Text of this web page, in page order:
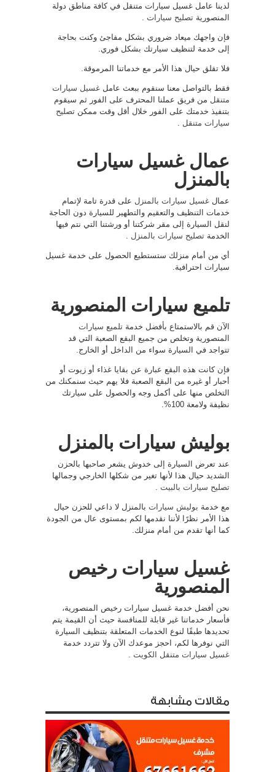
لدينا عامل غسيل سيارات متنقل في كافة مناطق دولة
المنصورية تصليح سيارات
فإن واجهك ميعاد ضروري بشكل مفاجئ وكنت بحاجة
إلى خدمة لتنظيف سيارتك بشكل فوري.
فلا تقلق حيال هذا الأمر مع خدماتنا المرموقة.
فقط بالتواصل معنا سنقوم ببعث عامل غسيل سيارات
متنقل من فريق عملنا المحترف على الفور ثم سيقوم
بتنفيذ خدمتك على الفور خلال أقل وقت ممكن تصليح
سيارات متنقل
عمال غسيل سيارات
بالمنزل
عمال غسيل سيارات بالمنزل على قدرة تامة لإتمام
خدمات التنظيف والتعقيم والتطهير للسيارة دون الحاجة
لنقل السيارة إلى مقر شركتنا أو ورشتنا التي نتم فيها
الخدمة تصليح سيارات بالمنزل
أي من أمام منزلك ستستطيع الحصول على خدمة غسيل
سيارات احترافية.
تلميع سيارات المنصورية
الآن قم بالاستمتاع بأفضل خدمة تلميع سيارات
المنصورية وتخلص من جميع البقع الصعبة التي قد
تتواجد في السيارة سواء من الداخل أو الخارج.
فإن كانت هذه البقع عبارة عن بقايا غذاء أو زيوت أو
أحبار أو غيره من البقع الصعبة فلا يهم حيث سنمكنك من
التخلص منها على أكمل وجه والحصول على سيارتك
نظيفة ولامعة 100%.
بوليش سيارات بالمنزل
عند تعرض السيارة إلى خدوش يشعر صاحبها بالحزن
الشديد حيال هذا لأنها تغير من شكلها الخارجي وجمالها
تصليح سيارات بالبيت
مع خدمة بوليش سيارات بالمنزل لا داعي للحزن حيال
هذا الأمر نظرًا لأننا نقدمها لكم بمستوى عال من الجودة
كما أنها تقدم من أمام منزلك.
غسيل سيارات رخيص
المنصورية
نحن أفضل خدمة غسيل سيارات رخيص المنصورية،
فأسعار خدماتنا غير قابلة للمنافسة حيث أن القيمة يتم
تحديدها طبقًا لنوع الخدمات المتعلقة بتنظيف السيارة
التي نوفرها لكم، احجز موعدك الآن ولا تتردد خدمة
غسيل سيارات متنقل الكويت
مقالات مشابهة